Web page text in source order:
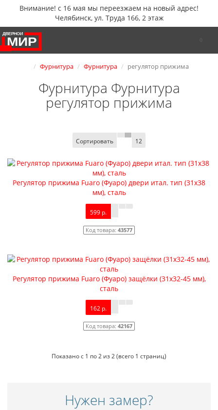
Внимание! с 16 мая мы переезжаем на новый адрес!
Челябинск, ул. Труда 166, 2 этаж
Фурнитура Фурнитура регулятор прижима
Фурнитура Фурнитура
регулятор прижима
Сортировать 12
Регулятор прижима Fuaro (Фуаро) двери итал. тип (31х38
мм), сталь
599 р.
Код товара: 43577
Регулятор прижима Fuaro (Фуаро) защёлки (31х32-45 мм),
сталь
162 р.
Код товара: 42167
Показано с 1 по 2 из 2 (всего 1 страниц)
Нужен замер?